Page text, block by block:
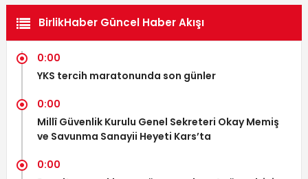
BirlikHaber Güncel Haber Akışı
0:00
YKS tercih maratonunda son günler
0:00
Millî Güvenlik Kurulu Genel Sekreteri Okay Memiş
ve Savunma Sanayii Heyeti Kars’ta
0:00